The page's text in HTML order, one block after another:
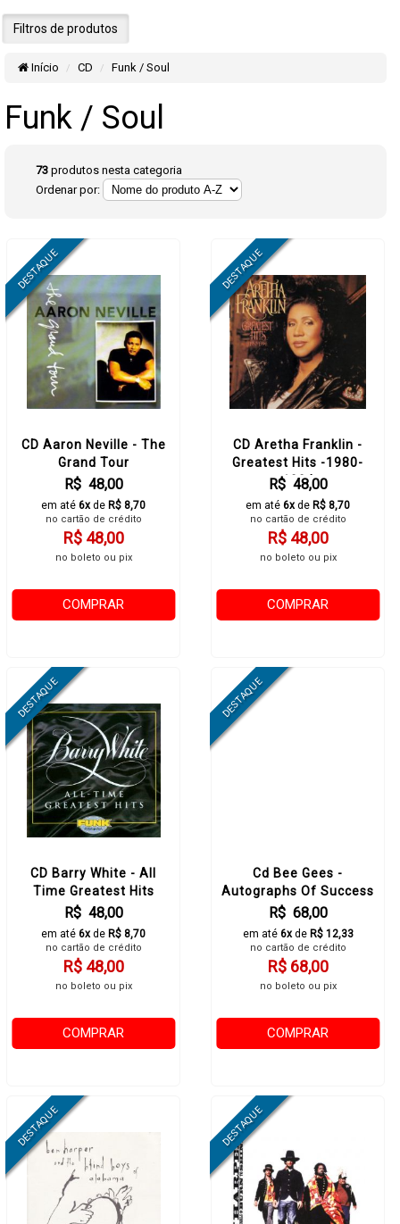
Filtros de produtos
Início CD Funk / Soul
Funk / Soul
73 produtos nesta categoria
Ordenar por:
CD Aaron Neville - The
Grand Tour
R$ 48,00
em até 6xde R$ 8,70
no cartão de crédito
R$ 48,00
no boleto ou pix
COMPRAR
CD Aretha Franklin -
Greatest Hits -1980-
1994
R$ 48,00
em até 6xde R$ 8,70
no cartão de crédito
R$ 48,00
no boleto ou pix
COMPRAR
CD Barry White - All
Time Greatest Hits
R$ 48,00
em até 6xde R$ 8,70
no cartão de crédito
R$ 48,00
no boleto ou pix
COMPRAR
Cd Bee Gees -
Autographs Of Success
R$ 68,00
em até 6xde R$ 12,33
no cartão de crédito
R$ 68,00
no boleto ou pix
COMPRAR